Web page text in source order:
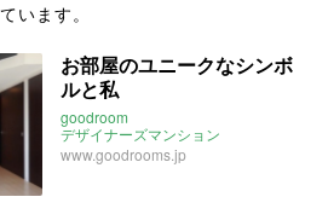
います。
お部屋のユニークなシンボ
ルと私
goodroom
デザイナーズマンション
スケスケお風呂 ガラス柱
肥後橋 西区 京町堀
www.goodrooms.jp